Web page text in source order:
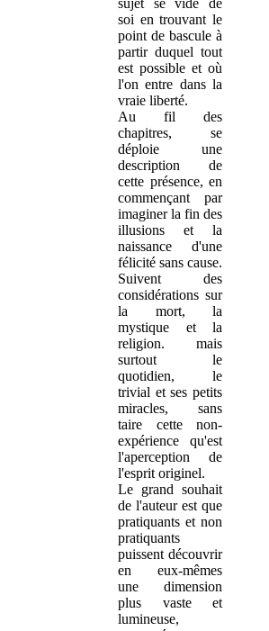
sujet se vide de
soi en trouvant le
point de bascule à
partir duquel tout
est possible et où
l'on entre dans la
vraie liberté.
Au fil des
chapitres, se
déploie une
description de
cette présence, en
commençant par
imaginer la fin des
illusions et la
naissance d'une
félicité sans cause.
Suivent des
considérations sur
la mort, la
mystique et la
religion. mais
surtout le
quotidien, le
trivial et ses petits
miracles, sans
taire cette non-
expérience qu'est
l'aperception de
l'esprit originel.
Le grand souhait
de l'auteur est que
pratiquants et non
pratiquants
puissent découvrir
en eux-mêmes
une dimension
plus vaste et
lumineuse,